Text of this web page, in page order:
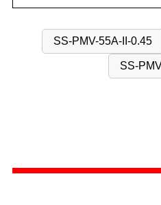
SS-PMV-55A-II-0.45
SS-